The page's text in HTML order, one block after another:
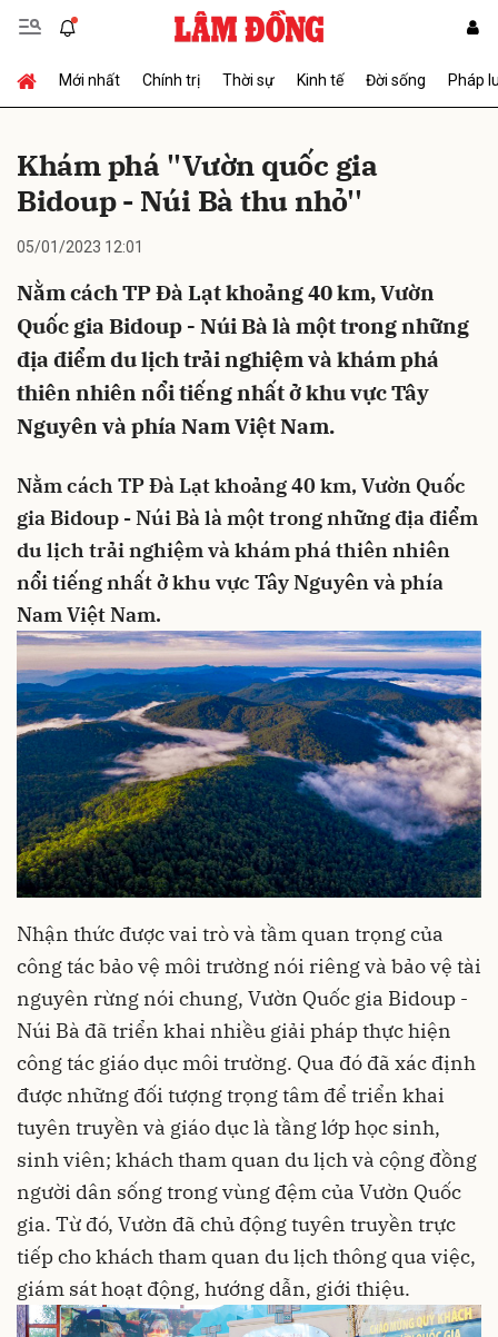
Mới nhất Chính trị Thời sự Kinh tế Đời sống Pháp
Khám phá ''Vườn quốc gia
Bidoup - Núi Bà thu nhỏ''
05/01/2023 12:01
Nằm cách TP Đà Lạt khoảng 40 km, Vườn
Quốc gia Bidoup - Núi Bà là một trong những
địa điểm du lịch trải nghiệm và khám phá
thiên nhiên nổi tiếng nhất ở khu vực Tây
Nguyên và phía Nam Việt Nam.
Nằm cách TP Đà Lạt khoảng 40 km, Vườn Quốc
gia Bidoup - Núi Bà là một trong những địa điểm
du lịch trải nghiệm và khám phá thiên nhiên
nổi tiếng nhất ở khu vực Tây Nguyên và phía
Nam Việt Nam.
Nhận thức được vai trò và tầm quan trọng của
công tác bảo vệ môi trường nói riêng và bảo vệ tài
nguyên rừng nói chung, Vườn Quốc gia Bidoup -
Núi Bà đã triển khai nhiều giải pháp thực hiện
công tác giáo dục môi trường. Qua đó đã xác định
được những đối tượng trọng tâm để triển khai
tuyên truyền và giáo dục là tầng lớp học sinh,
sinh viên; khách tham quan du lịch và cộng đồng
người dân sống trong vùng đệm của Vườn Quốc
gia. Từ đó, Vườn đã chủ động tuyên truyền trực
tiếp cho khách tham quan du lịch thông qua việc,
giám sát hoạt động, hướng dẫn, giới thiệu.
Gửi bình luận
Hủy Gửi